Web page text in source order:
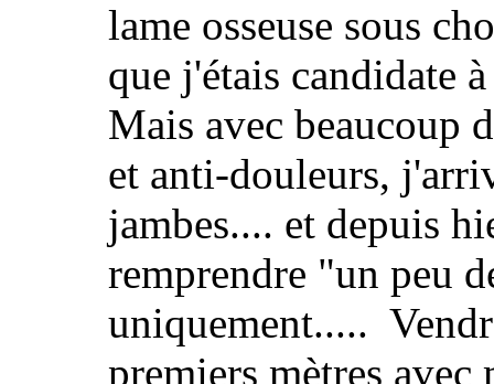
lame osseuse sous
que j'étais candidate
Mais avec beaucoup
et anti-douleurs,
jambes.... et depuis
remprendre "un peu
uniquement.....
premiers mètres avec